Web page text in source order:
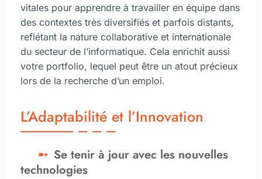
vitales pour apprendre à travailler en équipe dans
des contextes très diversifiés et parfois distants,
reflétant la nature collaborative et internationale
du secteur de l’informatique. Cela enrichit aussi
votre portfolio, lequel peut être un atout précieux
lors de la recherche d’un emploi.
L’Adaptabilité et l’Innovation
Se tenir à jour avec les nouvelles
technologies